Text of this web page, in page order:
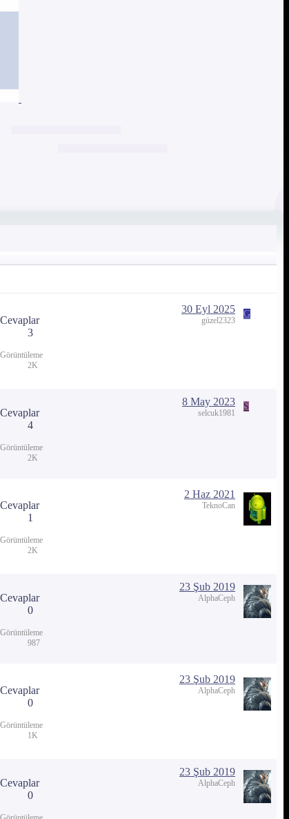
Cevaplar
3
Görüntüleme
2K
30 Eyl 2025
güzel2323
G
Cevaplar
4
Görüntüleme
2K
8 May 2023
selcuk1981
S
Cevaplar
1
Görüntüleme
2K
2 Haz 2021
TeknoCan
Cevaplar
0
Görüntüleme
987
23 Şub 2019
AlphaCeph
Cevaplar
0
Görüntüleme
1K
23 Şub 2019
AlphaCeph
Cevaplar
0
23 Şub 2019
AlphaCeph